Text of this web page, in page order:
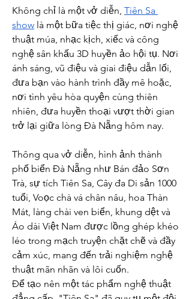
Không chỉ là một vở diễn, Tiên Sa
show là một bữa tiệc thị giác, nơi nghệ
thuật múa, nhạc kịch, xiếc và công
nghệ sân khấu 3D huyền ảo hội tụ. Nơi
ánh sáng, vũ điệu và giai điệu dẫn lối,
đưa bạn vào hành trình đầy mê hoặc,
nơi tình yêu hòa quyện cùng thiên
nhiên, đưa huyền thoại vượt thời gian
trở lại giữa lòng Đà Nẵng hôm nay.
Thông qua vở diễn, hình ảnh thành
phố biển Đà Nẵng như Bán đảo Sơn
Trà, sự tích Tiên Sa, Cây đa Di sản 1000
tuổi, Voọc chà vá chân nâu, hoa Thàn
Mát, làng chài ven biển, khung dệt và
Áo dài Việt Nam được lồng ghép khéo
léo trong mạch truyện chặt chẽ và đầy
cảm xúc, mang đến trải nghiệm nghệ
thuật mãn nhãn và lôi cuốn.
Để tạo nên một tác phẩm nghệ thuật